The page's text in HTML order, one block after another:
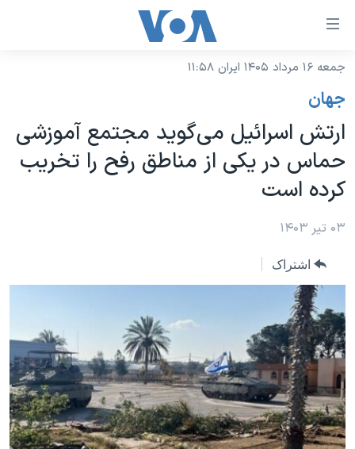
لینکهای
دسترسی
جهش
محتوای
اصلی
جهش
صفحه
جهش
به
جستجو
نسخه سبک وب‌سایت
موضوع ها
ایران
آمریکا
جهان
ورزشی
گزیده‌ها
ویژه برنامه‌ها
ویدیوها
فرهنگ و زندگی
حقوق شهروندی
اقتصادی
برنامه های تلویزیونی
جدول برنامه ها
صفحه‌های ویژه
جام جهانی ۲۰۲۶
عملیات خشم حماسی
۲۵۰سالگی آمریکا
بایگانی برنامه‌های تلویزیونی
مستندها
انتخابات ریاست جمهوری آمریکا ۲۰۲۴
حمله جمهوری اسلامی به اسرائیل
فرکانس‌های صدای آمریکا
پخش رادیویی
یادگیری زبان انگلیسی
دنبال کنید
جمعه ۱۶ مرداد ۱۴۰۵ ایران ۱۱:۵۸
جهان
ارتش اسرائیل می‌گوید مجتمع آموزشی
حماس در یکی از مناطق رفح را تخریب
کرده است
۰۳ تیر ۱۴۰۳
اشتراک